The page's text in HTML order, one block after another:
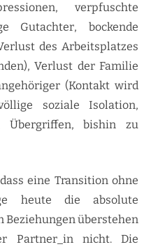
verpfuschte
Gutachter, bockende
des Arbeitsplatzes
Verlust der Familie
(Kontakt wird
soziale Isolation,
Übergriffen, bishin zu
eine Transition ohne
heute die absolute
Beziehungen überstehen
Partner_in nicht. Die